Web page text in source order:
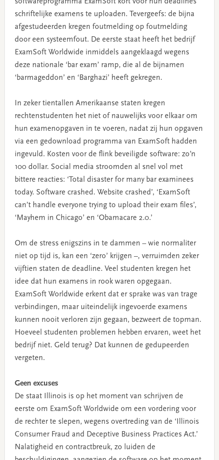
schriftelijke examens te uploaden. Tevergeefs: de bijna
afgestudeerden kregen foutmelding op foutmelding
door een systeemfout. De eerste staat heeft het bedrijf
ExamSoft Worldwide inmiddels aangeklaagd wegens
deze nationale ‘bar exam’ ramp, die al de bijnamen
‘barmageddon’ en ‘Barghazi’ heeft gekregen.
In zeker tientallen Amerikaanse staten kregen
rechtenstudenten het niet of nauwelijks voor elkaar om
hun examenopgaven in te voeren, nadat zij hun opgaven
via een gedownload programma van ExamSoft hadden
ingevuld. Kosten voor de flink beveiligde software: zo’n
100 dollar. Social media stroomden al snel vol met
bittere reacties: ‘Total disaster for many bar examinees
today. Software crashed. Website crashed’, ‘ExamSoft
can’t handle everyone trying to upload their exam files’,
‘Mayhem in Chicago’ en ‘Obamacare 2.0.’
Om de stress enigszins in te dammen – wie normaliter
niet op tijd is, kan een ‘zero’ krijgen –, verruimden zeker
vijftien staten de deadline. Veel studenten kregen het
idee dat hun examens in rook waren opgegaan.
ExamSoft Worldwide erkent dat er sprake was van trage
verbindingen, maar uiteindelijk ingevoerde examens
kunnen nooit verloren zijn gegaan, bezweert de topman.
Hoeveel studenten problemen hebben ervaren, weet het
bedrijf niet. Geld terug? Dat kunnen de gedupeerden
vergeten.
Geen excuses
De staat Illinois is op het moment van schrijven de
eerste om ExamSoft Worldwide om een vordering voor
de rechter te slepen, wegens overtreding van de ‘Illinois
Consumer Fraud and Deceptive Business Practices Act.’
Nalatigheid en contractbreuk, zo luiden de